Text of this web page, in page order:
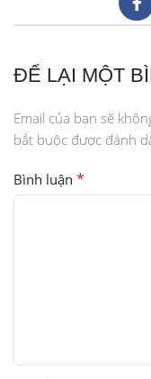
ĐỂ LẠI MỘT
Email của bạn sẽ
bắt buộc được đánh
Bình luận *